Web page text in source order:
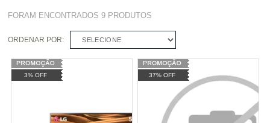
FORAM ENCONTRADOS9 PRODUTOS
ORDENAR POR: SELECIONE
3% OFF 37% OFF